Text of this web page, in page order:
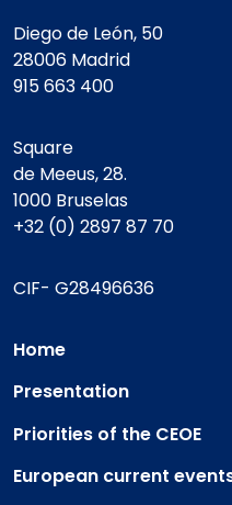
Diego de León, 50
28006 Madrid
915 663 400
Square
de Meeus, 28.
1000 Bruselas
+32 (0) 2897 87 70
CIF- G28496636
Home
Presentation
Priorities of the CEOE
European current